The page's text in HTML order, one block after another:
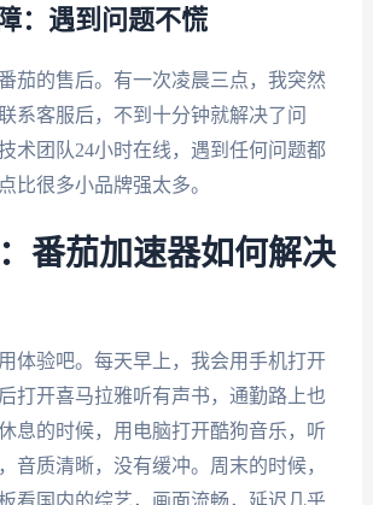
：遇到问题不慌
茄的售后。有一次凌晨三点，我突然
系客服后，不到十分钟就解决了问
术团队24小时在线，遇到任何问题都
比很多小品牌强太多。
番茄加速器如何解决
体验吧。每天早上，我会用手机打开
打开喜马拉雅听有声书，通勤路上也
息的时候，用电脑打开酷狗音乐，听
音质清晰，没有缓冲。周末的时候，